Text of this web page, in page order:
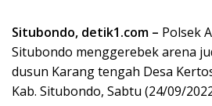
Situbondo, detik1.com – Polsek
Situbondo menggerebek arena
dusun Karang tengah Desa
Kab. Situbondo, Sabtu (24/09/